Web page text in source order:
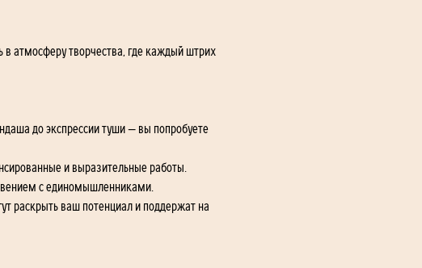
в атмосферу творчества, где каждый штрих
до экспрессии туши — вы попробуете
и выразительные работы.
с единомышленниками.
раскрыть ваш потенциал и поддержат на